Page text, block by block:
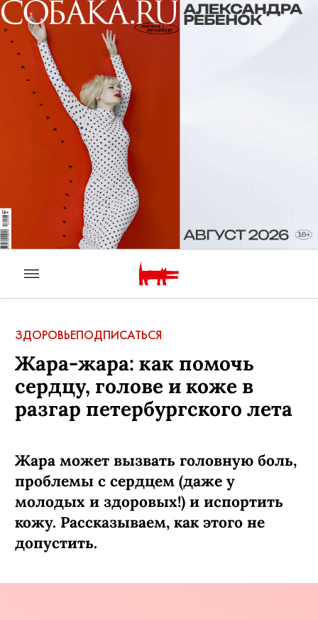
ЗДОРОВЬЕПОДПИСАТЬСЯ
Жара-жара: как помочь
сердцу, голове и коже в
разгар петербургского лета
Жара может вызвать головную боль,
проблемы с сердцем (даже у
молодых и здоровых!) и испортить
кожу. Рассказываем, как этого не
допустить.